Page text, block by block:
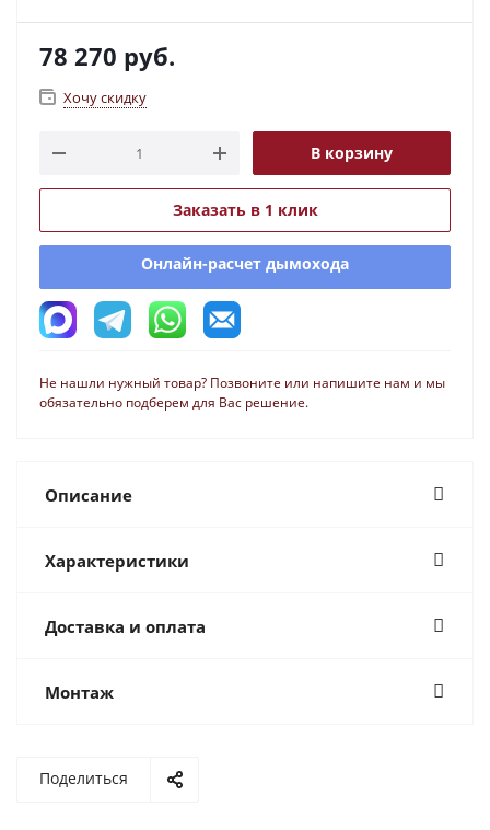
78 270 руб.
Хочу скидку
В корзину
Заказать в 1 клик
Онлайн-расчет дымохода
Не нашли нужный товар? Позвоните или напишите нам и мы
обязательно подберем для Вас решение.
Описание
Характеристики
Доставка и оплата
Монтаж
Поделиться